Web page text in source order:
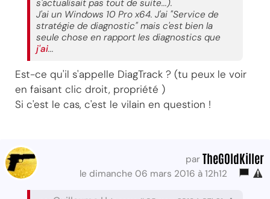
s'actualisait pas tout de suite...).
J'ai un Windows 10 Pro x64. J'ai "Service de
stratégie de diagnostic" mais c'est bien la
seule chose en rapport les diagnostics que
j'ai...
Est-ce qu'il s'appelle DiagTrack ? (tu peux le voir
en faisant clic droit, propriété )
Si c'est le cas, c'est le vilain en question !
par TheG0ldKiller
le dimanche 06 mars 2016 à 12h12